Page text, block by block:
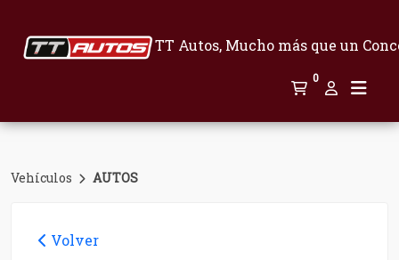
TT Autos, Mucho más que un
0
Vehículos AUTOS
Volver